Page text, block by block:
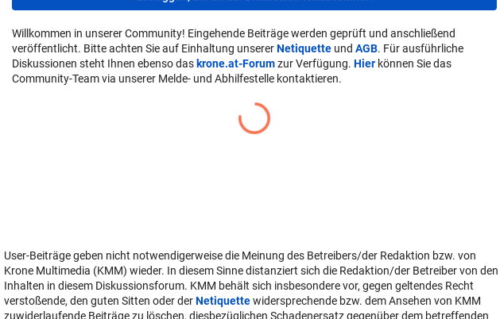
Willkommen in unserer Community! Eingehende Beiträge werden geprüft und anschließend
veröffentlicht. Bitte achten Sie auf Einhaltung unsererNetiquette und AGB. Für ausführliche
Diskussionen steht Ihnen ebenso das krone.at-Forumzur Verfügung. Hier können Sie das
Community-Team via unserer Melde- und Abhilfestelle kontaktieren.
User-Beiträge geben nicht notwendigerweise die Meinung des Betreibers/der Redaktion bzw. von
Krone Multimedia (KMM) wieder. In diesem Sinne distanziert sich die Redaktion/der Betreiber von den
Inhalten in diesem Diskussionsforum. KMM behält sich insbesondere vor, gegen geltendes Recht
verstoßende, den guten Sitten oder derNetiquettewidersprechende bzw. dem Ansehen von KMM
zuwiderlaufende Beiträge zu löschen, diesbezüglichen Schadenersatz gegenüber dem betreffenden